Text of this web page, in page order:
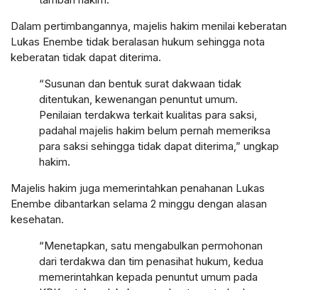
Dalam pertimbangannya, majelis hakim menilai keberatan
Lukas Enembe tidak beralasan hukum sehingga nota
keberatan tidak dapat diterima.
“Susunan dan bentuk surat dakwaan tidak
ditentukan, kewenangan penuntut umum.
Penilaian terdakwa terkait kualitas para saksi,
padahal majelis hakim belum pernah memeriksa
para saksi sehingga tidak dapat diterima,” ungkap
hakim.
Majelis hakim juga memerintahkan penahanan Lukas
Enembe dibantarkan selama 2 minggu dengan alasan
kesehatan.
“Menetapkan, satu mengabulkan permohonan
dari terdakwa dan tim penasihat hukum, kedua
memerintahkan kepada penuntut umum pada